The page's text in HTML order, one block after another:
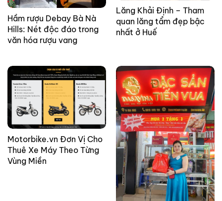
Hầm rượu Debay Bà Nà
Hills: Nét độc đáo trong
văn hóa rượu vang
Lăng Khải Định – Tham
quan lăng tẩm đẹp bậc
nhất ở Huế
Motorbike.vn Đơn Vị Cho
Thuê Xe Máy Theo Từng
Vùng Miền